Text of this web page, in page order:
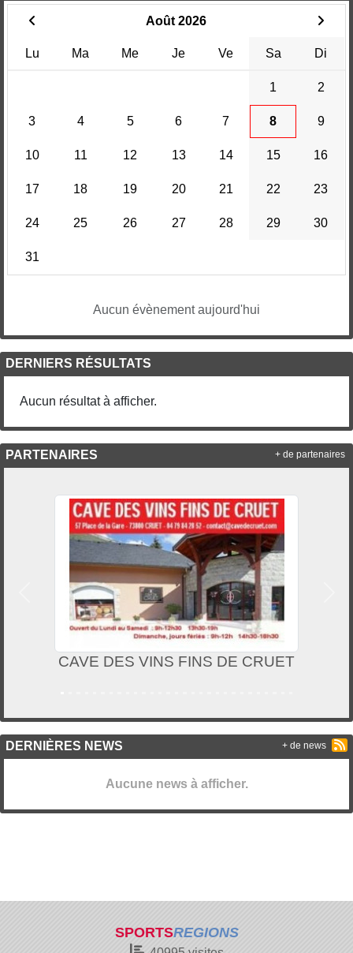
Août 2026
Lu Ma Me Je Ve Sa Di
1 2
3 4 5 6 7 8 9
10 11 12 13 14 15 16
17 18 19 20 21 22 23
24 25 26 27 28 29 30
31
Aucun évènement aujourd'hui
DERNIERS RÉSULTATS
Aucun résultat à afficher.
PARTENAIRES
CAVE DES VINS FINS DE CRUET
Précedent
+ de partenaires
DERNIÈRES NEWS
Aucune news à afficher.
+ de news
SPORTSREGIONS